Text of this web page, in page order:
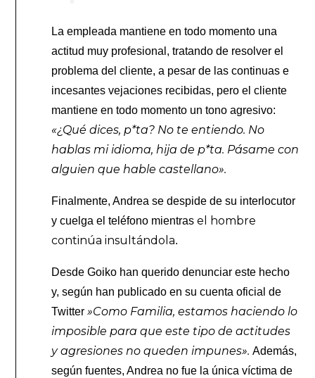
La empleada mantiene en todo momento una
actitud muy profesional, tratando de resolver el
problema del cliente, a pesar de las continuas e
incesantes vejaciones recibidas, pero el cliente
mantiene en todo momento un tono agresivo:
«¿Qué dices, p*ta? No te entiendo. No
hablas mi idioma, hija de p*ta. Pásame con
alguien que hable castellano».
Finalmente, Andrea se despide de su interlocutor
y cuelga el teléfono mientrasel hombre
continúa insultándola.
Desde Goiko han querido denunciar este hecho
y, según han publicado en su cuenta oficial de
Twitter »Como Familia, estamos haciendo lo
imposible para que este tipo de actitudes
y agresiones no queden impunes».Además,
según fuentes, Andrea no fue la única víctima de